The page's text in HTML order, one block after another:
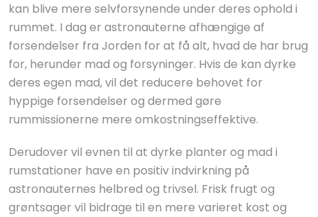
kan blive mere selvforsynende under deres ophold i
rummet. I dag er astronauterne afhængige af
forsendelser fra Jorden for at få alt, hvad de har brug
for, herunder mad og forsyninger. Hvis de kan dyrke
deres egen mad, vil det reducere behovet for
hyppige forsendelser og dermed gøre
rummissionerne mere omkostningseffektive.
Derudover vil evnen til at dyrke planter og mad i
rumstationer have en positiv indvirkning på
astronauternes helbred og trivsel. Frisk frugt og
grøntsager vil bidrage til en mere varieret kost og